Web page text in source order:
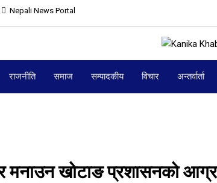
Nepali News Portal
राजनीति समाज सम्पादकीय विचार अन्तर्वार्ता
मनाउन खोटाङ प्रशासनको